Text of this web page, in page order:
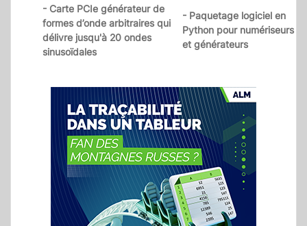
- Carte PCIe générateur de
formes d’onde arbitraires qui
délivre jusqu'à 20 ondes
sinusoïdales
- Paquetage logiciel en
Python pour numériseurs
et générateurs